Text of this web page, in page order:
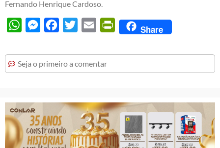
Fernando Henrique Cardoso.
WhatsAppMessengerFacebook
Twitter Email PrintFriendly
Share
Seja o primeiro a comentar